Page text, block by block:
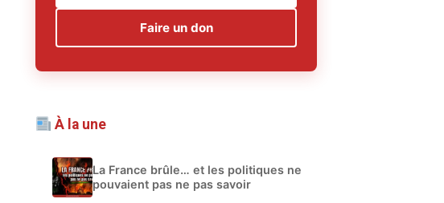
Faire un don
À la une
La France brûle… et les politiques ne
pouvaient pas ne pas savoir